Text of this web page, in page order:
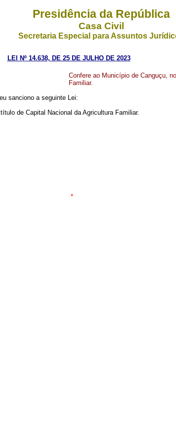
Presidência da República
Casa Civil
Secretaria Especial para Assuntos
LEI Nº 14.638, DE 25 DE JULHO DE 2023
Confere ao Município de Canguçu,
Familiar.
sanciono a seguinte Lei:
de Capital Nacional da Agricultura Familiar.
*